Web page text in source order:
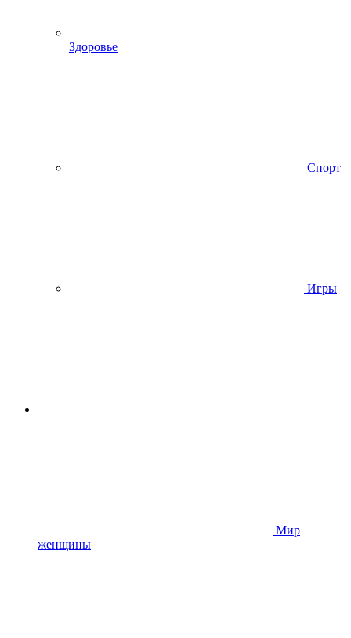
Здоровье
Спорт
Игры
Мир
женщины